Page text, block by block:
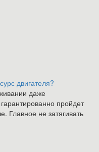
двигателя?
даже
пройдет
Главное не затягивать